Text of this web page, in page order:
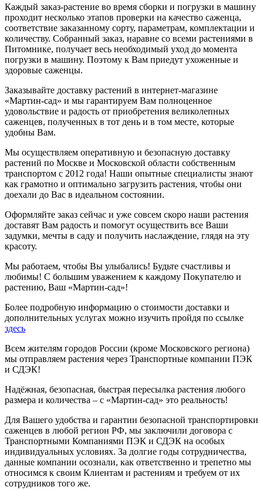
Каждый заказ-растение во время сборки и погрузки в машину
проходит несколько этапов проверки на качество саженца,
соответствие заказанному сорту, параметрам, комплектации и
количеству. Собранный заказ, наравне со всеми растениями в
Питомнике, получает весь необходимый уход до момента
погрузки в машину. Поэтому к Вам приедут ухоженные и
здоровые саженцы.
Заказывайте доставку растений в интернет-магазине
«Мартин-сад» и мы гарантируем Вам полноценное
удовольствие и радость от приобретения великолепных
саженцев, полученных в тот день и в том месте, которые
удобны Вам.
Мы осуществляем оперативную и безопасную доставку
растений по Москве и Московской области собственным
транспортом с 2012 года! Наши опытные специалисты знают
как грамотно и оптимально загрузить растения, чтобы они
доехали до Вас в идеальном состоянии.
Оформляйте заказ сейчас и уже совсем скоро наши растения
доставят Вам радость и помогут осуществить все Ваши
задумки, мечты в саду и получить наслаждение, глядя на эту
красоту.
Мы работаем, чтобы Вы улыбались! Будьте счастливы и
любимы! С большим уважением к каждому Покупателю и
растению, Ваш «Мартин-сад»!
Более подробную информацию о стоимости доставки и
дополнительных услугах можно изучить пройдя по ссылке
здесь
Всем жителям городов России (кроме Московского региона)
мы отправляем растения через Транспортные компании ПЭК
и СДЭК!
Надёжная, безопасная, быстрая пересылка растения любого
размера и количества – с «Мартин-сад» это реальность!
Для Вашего удобства и гарантии безопасной транспортировки
саженцев в любой регион РФ, мы заключили договора с
Транспортными Компаниями ПЭК и СДЭК на особых
индивидуальных условиях. За долгие годы сотрудничества,
данные компании осознали, как ответственно и трепетно мы
относимся к своим Клиентам и растениям и требуем от их
сотрудников того же.